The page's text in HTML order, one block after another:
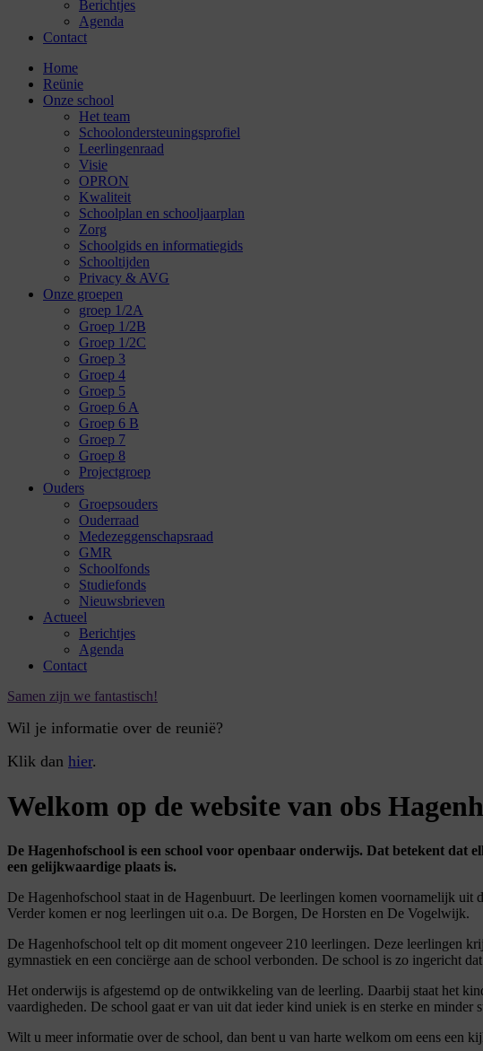
Berichtjes
Agenda
Contact
Home
Reünie
Onze school
Het team
Schoolondersteuningsprofiel
Leerlingenraad
Visie
OPRON
Kwaliteit
Schoolplan en schooljaarplan
Zorg
Schoolgids en informatiegids
Schooltijden
Privacy & AVG
Onze groepen
groep 1/2A
Groep 1/2B
Groep 1/2C
Groep 3
Groep 4
Groep 5
Groep 6 A
Groep 6 B
Groep 7
Groep 8
Projectgroep
Ouders
Groepsouders
Ouderraad
Medezeggenschapsraad
GMR
Schoolfonds
Studiefonds
Nieuwsbrieven
Actueel
Berichtjes
Agenda
Contact
Samen zijn we fantastisch!
Wil je informatie over de reunië?
Klik dan hier.
Welkom op de website van obs
De Hagenhofschool is een school voor openbaar onderwijs. Dat betekent
een gelijkwaardige plaats is.
De Hagenhofschool staat in de Hagenbuurt. De leerlingen komen voornamelijk uit
Verder komen er nog leerlingen uit o.a. De Borgen, De Horsten en De Vogelwijk.
De Hagenhofschool telt op dit moment ongeveer 210 leerlingen. Deze leerlingen
gymnastiek en een conciërge aan de school verbonden. De school is zo ingericht
Het onderwijs is afgestemd op de ontwikkeling van de leerling. Daarbij staat het
vaardigheden. De school gaat er van uit dat ieder kind uniek is en sterke en minder
Wilt u meer informatie over de school, dan bent u van harte welkom om eens een